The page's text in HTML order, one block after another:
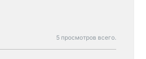
5 просмотров всего.